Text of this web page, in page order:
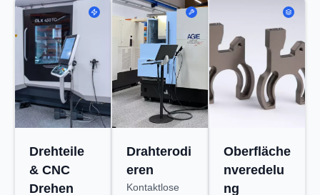
Drehteile
& CNC
Drehen
Drahterodi
eren
Kontaktlose
Oberfläche
nveredelu
ng